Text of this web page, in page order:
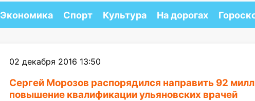
Экономика Спорт Культура На дорогах
02 декабря 2016 13:50
Сергей Морозов распорядился направить 92
повышение квалификации ульяновских врачей